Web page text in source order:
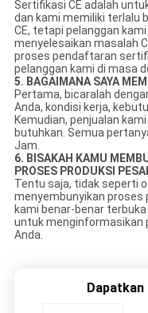
Sertifikasi CE adalah
dan kami memiliki terlalu
CE, tetapi pelanggan
menyelesaikan masalah
proses pendaftaran
pelanggan kami di masa
5. BAGAIMANA SAYA
Pertama, bicaralah
Anda, kondisi kerja,
Kemudian, penjualan
butuhkan. Semua
Jam.
6. BISAKAH KAMU
PROSES PRODUKSI
Tentu saja, tidak seperti
menyembunyikan proses
kami benar-benar
untuk menginformasikan
Anda.